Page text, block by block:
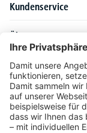
Kundenservice
Über DELTA-V
Produktsortiment
Ratgeber